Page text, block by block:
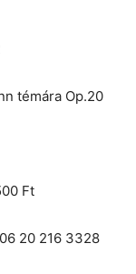
témára Op.20
Ft
06 20 216 3328